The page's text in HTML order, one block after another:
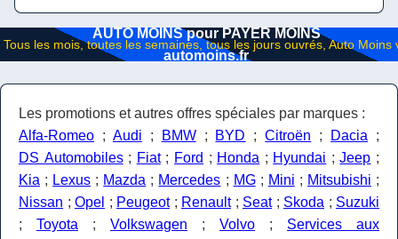
AUTO MOINS pour PAYER MOINS
automoins.fr
Les promotions et autres offres spéciales par marques :
Alfa-Romeo ; Audi ; BMW; BYD ;Citroën ; Dacia ;
DS Automobiles; Fiat; Ford ; Honda ; Hyundai ;Jeep ;
Kia ; Lexus ; Mazda ; Mercedes ; MG; Mini ; Mitsubishi ;
Nissan ; Opel ; Peugeot; Renault; Seat; Skoda ; Suzuki
; Toyota ; Volkswagen ; Volvo ; Services aux